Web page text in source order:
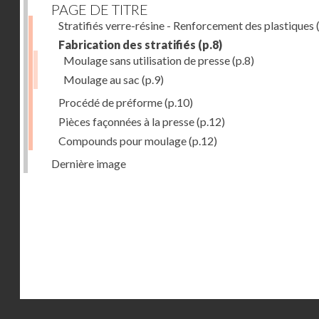
PAGE DE TITRE
Stratifiés verre-résine - Renforcement des plastiques
Fabrication des stratifiés (p.8)
Moulage sans utilisation de presse(p.8)
Moulage au sac (p.9)
Procédé de préforme(p.10)
Pièces façonnées à la presse(p.12)
Compounds pour moulage(p.12)
Dernière image